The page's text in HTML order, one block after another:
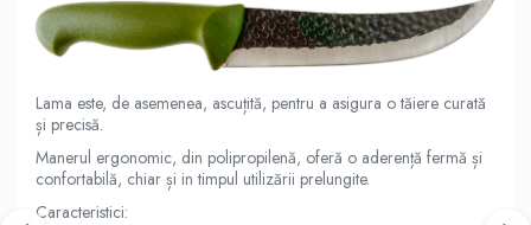
Lama este, de asemenea, ascuțită, pentru a asigura o tăiere curată
și precisă.
Manerul ergonomic, din polipropilenă, oferă o aderență fermă și
confortabilă, chiar și in timpul utilizării prelungite.
Caracteristici: